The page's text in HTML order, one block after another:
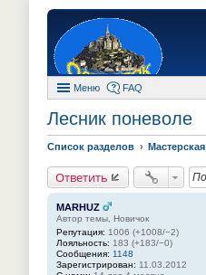
Меню FAQ
Лесник поневоле
Список разделов Мастерская
Ответить
MARHUZ
Автор темы, Новичок
Репутация: 1006 (+1008/−2)
Лояльность: 183 (+183/−0)
Сообщения: 1148
Зарегистрирован: 11.03.2012